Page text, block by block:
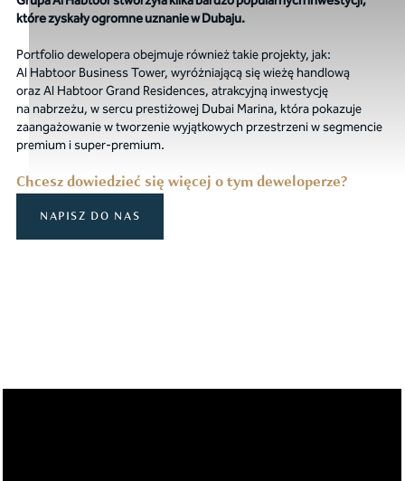
które zyskały ogromne uznanie w Dubaju.
Portfolio dewelopera obejmuje również takie projekty, jak:
Al Habtoor Business Tower, wyróżniającą się wieżę handlową
oraz Al Habtoor Grand Residences, atrakcyjną inwestycję
na nabrzeżu, w sercu prestiżowej Dubai Marina, która pokazuje
zaangażowanie w tworzenie wyjątkowych przestrzeni w segmencie
premium i super-premium.
Chcesz dowiedzieć się więcej o tym deweloperze?
NAPISZ DO NAS